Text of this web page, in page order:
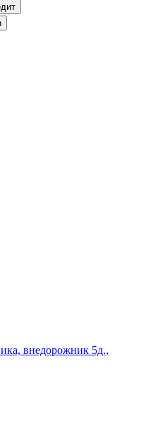
внедорожник 5д.,